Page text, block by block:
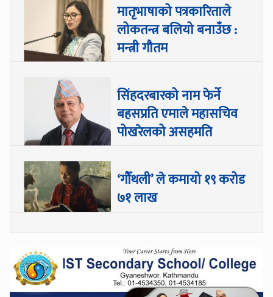
मातृभाषाको पत्रकारिताले
लोकतन्त्र बलियो बनाउँछ :
मन्त्री गौतम
सिंहदरबारको नाम फेर्ने
बहसप्रति एमाले महासचिव
पोखरेलको असहमति
‘गौँथली’ ले कमायो १९ करोड
७१ लाख